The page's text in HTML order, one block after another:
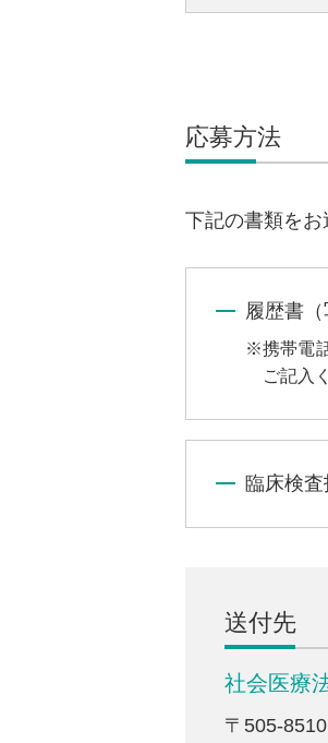
応募方法
下記の書類をお
履歴書（
携帯電
ご記入
臨床検
送付先
社会医療
〒505-8510